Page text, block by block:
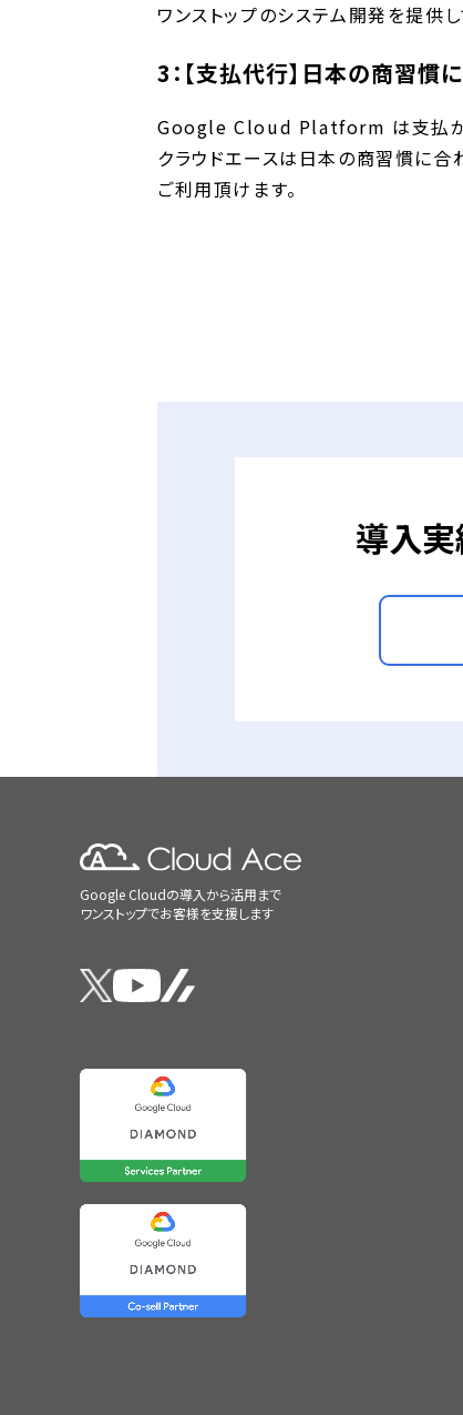
ワンストップのシステム開発を提供し
3：【支払代行】日本の商習
Google Cloud Platform は支払が基
クラウドエースは日本の商習慣に
ご利用頂けます。
導入実
Google Cloudの導入から活用まで
ワンストップでお客様を支援します